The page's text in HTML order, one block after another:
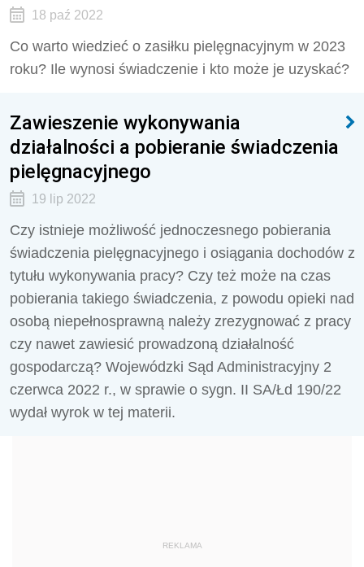
18 paź 2022
Co warto wiedzieć o zasiłku pielęgnacyjnym w 2023
roku? Ile wynosi świadczenie i kto może je uzyskać?
Zawieszenie wykonywania
działalności a pobieranie świadczenia
pielęgnacyjnego
19 lip 2022
Czy istnieje możliwość jednoczesnego pobierania
świadczenia pielęgnacyjnego i osiągania dochodów z
tytułu wykonywania pracy? Czy też może na czas
pobierania takiego świadczenia, z powodu opieki nad
osobą niepełnosprawną należy zrezygnować z pracy
czy nawet zawiesić prowadzoną działalność
gospodarczą? Wojewódzki Sąd Administracyjny 2
czerwca 2022 r., w sprawie o sygn. II SA/Łd 190/22
wydał wyrok w tej materii.
REKLAMA